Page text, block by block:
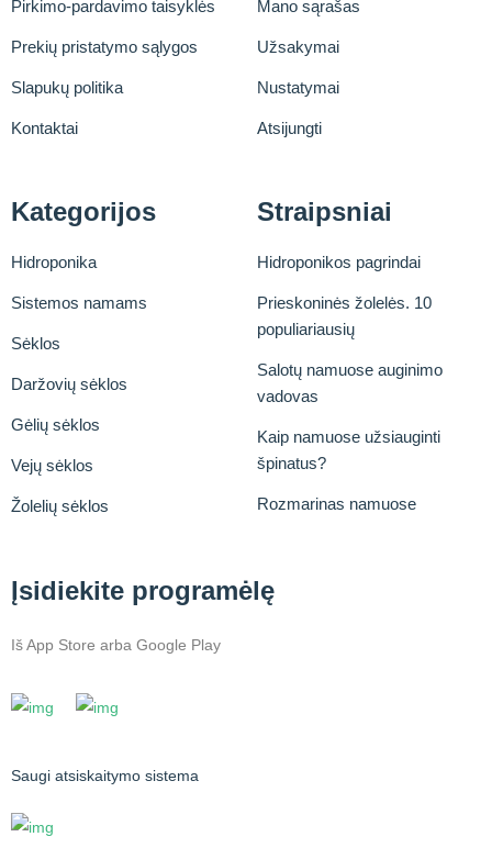
Pirkimo-pardavimo taisyklės
Prekių pristatymo sąlygos
Slapukų politika
Kontaktai
Mano sąrašas
Užsakymai
Nustatymai
Atsijungti
Kategorijos
Hidroponika
Sistemos namams
Sėklos
Daržovių sėklos
Gėlių sėklos
Vejų sėklos
Žolelių sėklos
Straipsniai
Hidroponikos pagrindai
Prieskoninės žolelės. 10
populiariausių
Salotų namuose auginimo
vadovas
Kaip namuose užsiauginti
špinatus?
Rozmarinas namuose
Įsidiekite programėlę
Iš App Store arba Google Play
Saugi atsiskaitymo sistema